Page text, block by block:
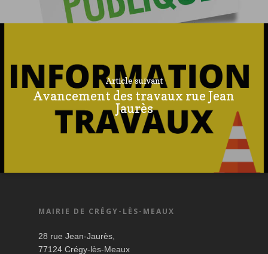
Article suivant
Avancement des travaux rue Jean
Jaurès
MAIRIE DE CRÉGY-LÈS-MEAUX
28 rue Jean-Jaurès,
77124 Crégy-lès-Meaux